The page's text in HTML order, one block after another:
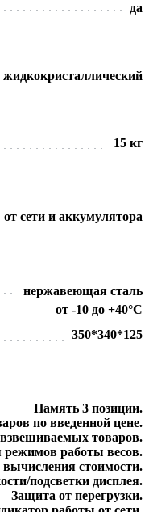
да
жидкокристаллический
15 кг
от сети и аккумулятора
нержавеющая сталь
от -10 до +40°C
350*340*125
Память 3 позиции.
по введенной цене.
товаров.
режимов работы весов.
вычисления стоимости.
подсветки дисплея.
Защита от перегрузки.